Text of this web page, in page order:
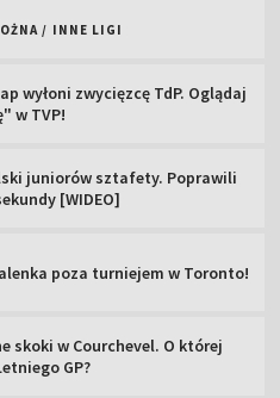
/ INNE LIGI
wyłoni zwycięzcę TdP. Oglądaj
w TVP!
juniorów sztafety. Poprawili
[WIDEO]
poza turniejem w Toronto!
skoki w Courchevel. O której
GP?